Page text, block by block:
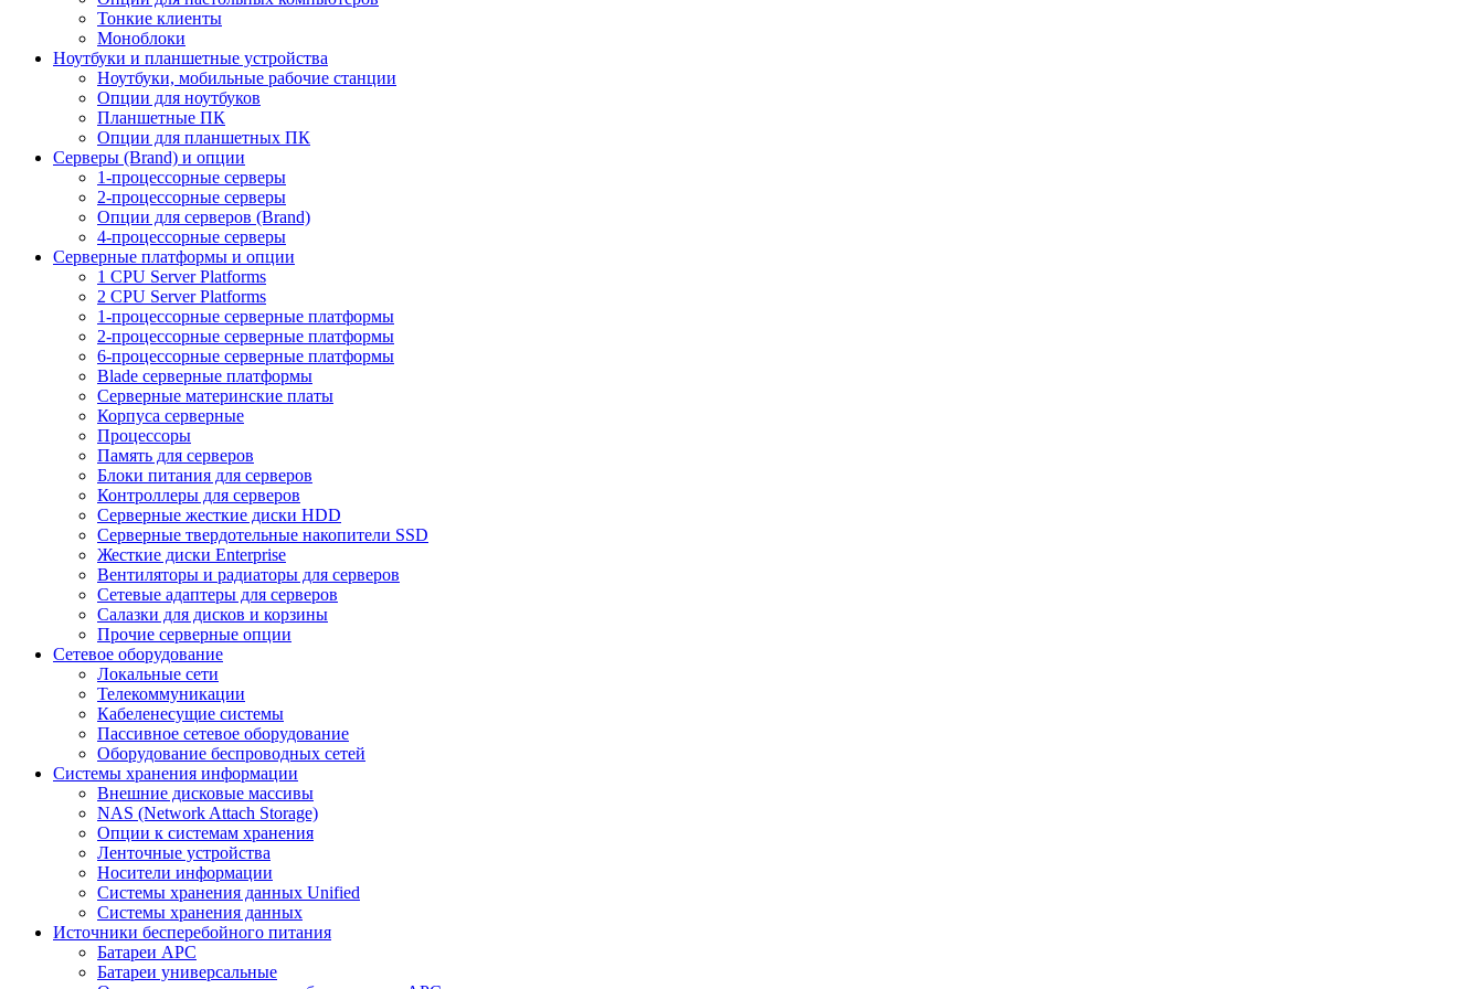
Тонкие клиенты
Моноблоки
Ноутбуки и планшетные устройства
Ноутбуки, мобильные рабочие станции
Опции для ноутбуков
Планшетные ПК
Опции для планшетных ПК
Серверы (Brand) и опции
1-процессорные серверы
2-процессорные серверы
Опции для серверов (Brand)
4-процессорные серверы
Серверные платформы и опции
1 CPU Server Platforms
2 CPU Server Platforms
1-процессорные серверные платформы
2-процессорные серверные платформы
6-процессорные серверные платформы
Blade серверные платформы
Серверные материнские платы
Корпуса серверные
Процессоры
Память для серверов
Блоки питания для серверов
Контроллеры для серверов
Серверные жесткие диски HDD
Серверные твердотельные накопители SSD
Жесткие диски Enterprise
Вентиляторы и радиаторы для серверов
Сетевые адаптеры для серверов
Салазки для дисков и корзины
Прочие серверные опции
Сетевое оборудование
Локальные сети
Телекоммуникации
Кабеленесущие системы
Пассивное сетевое оборудование
Оборудование беспроводных сетей
Системы хранения информации
Внешние дисковые массивы
NAS (Network Attach Storage)
Опции к системам хранения
Ленточные устройства
Носители информации
Системы хранения данных Unified
Системы хранения данных
Источники бесперебойного питания
Батареи APC
Батареи универсальные